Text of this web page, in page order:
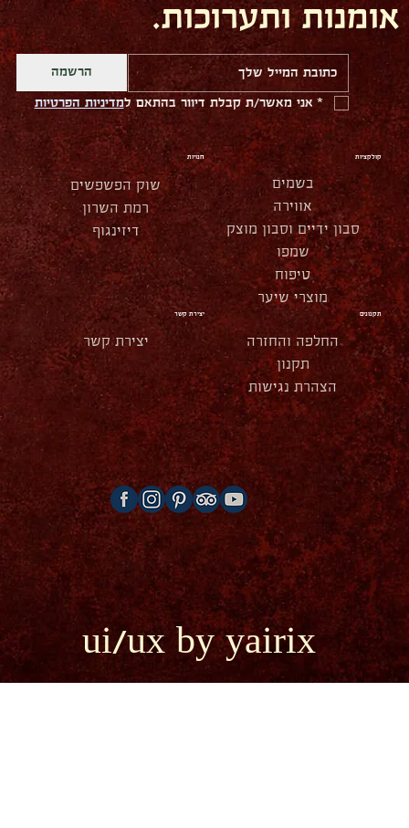
תקנונים
החלפה והחזרה
תקנון
הצהרת נגישות
חנויות
שוק הפשפשים
רמת השרון
דיזינגוף
יצירת קשר
יצירת קשר
קולקציות
בשמים
אווירה
סבון ידיים וסבון מוצק
שמפו
טיפוח
מוצרי שיער
אומנות ותערוכות.
הרשמה
* אני מאשר/ת קבלת דיוור בהתאם למדיניות הפרטיות
ui/ux by yairix